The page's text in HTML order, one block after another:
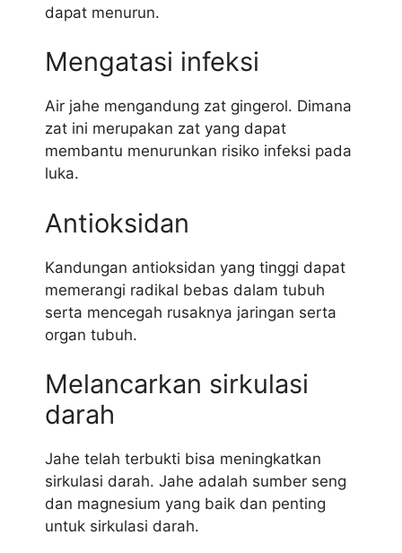
dapat menurun.
Mengatasi infeksi
Air jahe mengandung zat gingerol. Dimana
zat ini merupakan zat yang dapat
membantu menurunkan risiko infeksi pada
luka.
Antioksidan
Kandungan antioksidan yang tinggi dapat
memerangi radikal bebas dalam tubuh
serta mencegah rusaknya jaringan serta
organ tubuh.
Melancarkan sirkulasi
darah
Jahe telah terbukti bisa meningkatkan
sirkulasi darah. Jahe adalah sumber seng
dan magnesium yang baik dan penting
untuk sirkulasi darah.